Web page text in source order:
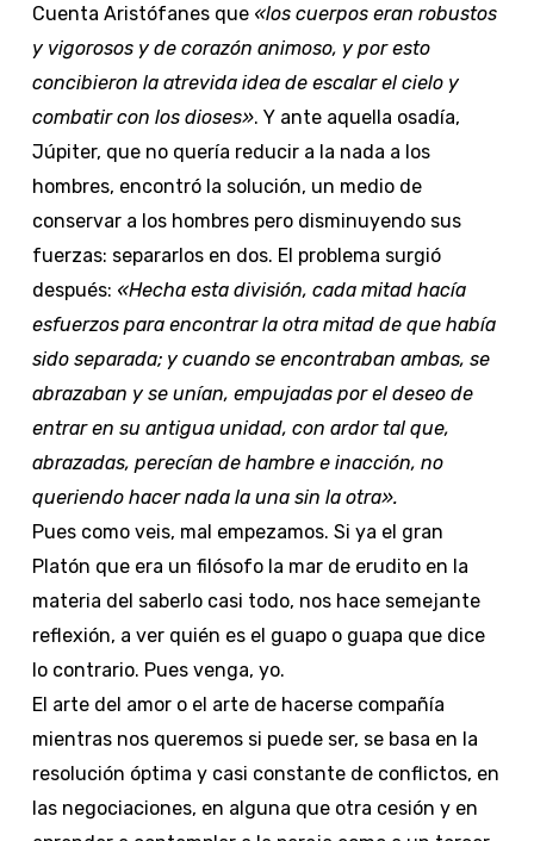
Cuenta Aristófanes que «los cuerpos eran robustos
y vigorosos y de corazón animoso, y por esto
concibieron la atrevida idea de escalar el cielo y
combatir con los dioses». Y ante aquella osadía,
Júpiter, que no quería reducir a la nada a los
hombres, encontró la solución, un medio de
conservar a los hombres pero disminuyendo sus
fuerzas: separarlos en dos. El problema surgió
después: «Hecha esta división, cada mitad hacía
esfuerzos para encontrar la otra mitad de que había
sido separada; y cuando se encontraban ambas, se
abrazaban y se unían, empujadas por el deseo de
entrar en su antigua unidad, con ardor tal que,
abrazadas, perecían de hambre e inacción, no
queriendo hacer nada la una sin la otra».
Pues como veis, mal empezamos. Si ya el gran
Platón que era un filósofo la mar de erudito en la
materia del saberlo casi todo, nos hace semejante
reflexión, a ver quién es el guapo o guapa que dice
lo contrario. Pues venga, yo.
El arte del amor o el arte de hacerse compañía
mientras nos queremos si puede ser, se basa en la
resolución óptima y casi constante de conflictos, en
las negociaciones, en alguna que otra cesión y en